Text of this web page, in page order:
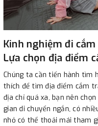
Kinh nghiệm đi
Lựa chọn địa điểm
Chúng ta cần tiến hành tìm
thích để tìm địa điểm cắm
địa chỉ quá xa, bạn nên
gian di chuyển ngắn, có
nhỏ có thể thoải mái tham